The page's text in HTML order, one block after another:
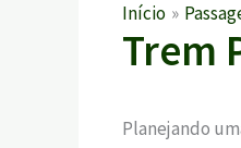
Início
Trem
Planejando